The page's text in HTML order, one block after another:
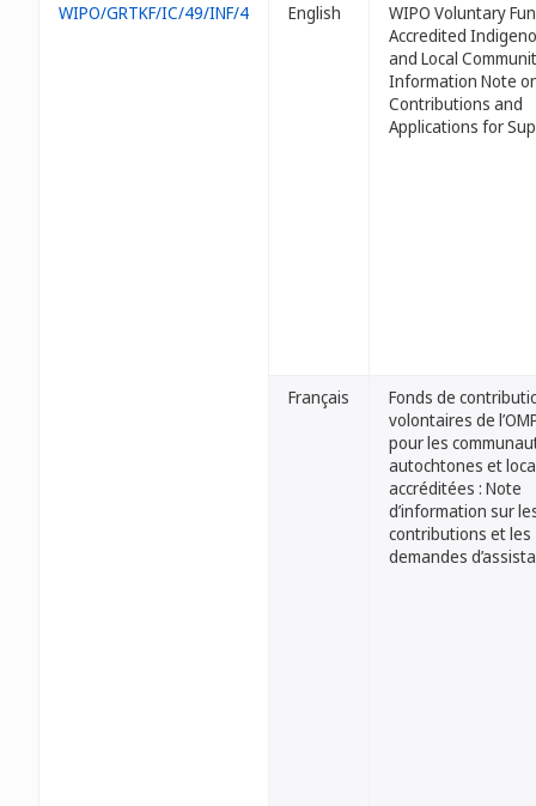
WIPO/GRTKF/IC/49/INF/4 English
WIPO Voluntary
Accredited
and Local
Information Note
Contributions and
Applications for
Français
Fonds de
volontaires de
pour les
autochtones et
accréditées : Note
d’information sur
contributions et les
demandes